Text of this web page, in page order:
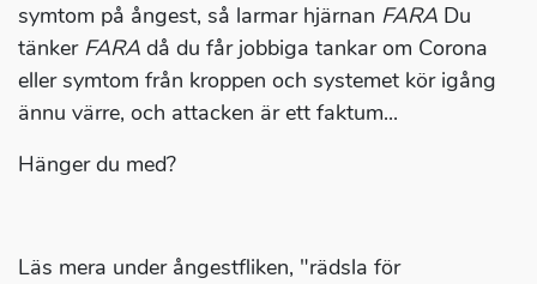
symtom på ångest, så larmar hjärnan FARA Du
tänker FARA då du får jobbiga tankar om Corona
eller symtom från kroppen och systemet kör igång
ännu värre, och attacken är ett faktum...
Hänger du med?
Läs mera under ångestfliken, "rädsla för